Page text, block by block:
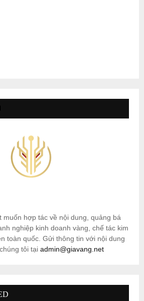
muốn hợp tác về nội dung, quảng bá
nghiệp kinh doanh vàng, chế tác kim
toàn quốc. Gửi thông tin với nội dung
tôi tại admin@giavang.net